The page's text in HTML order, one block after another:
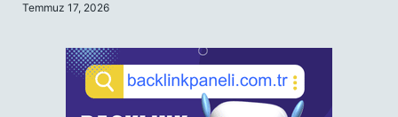
Temmuz 17, 2026